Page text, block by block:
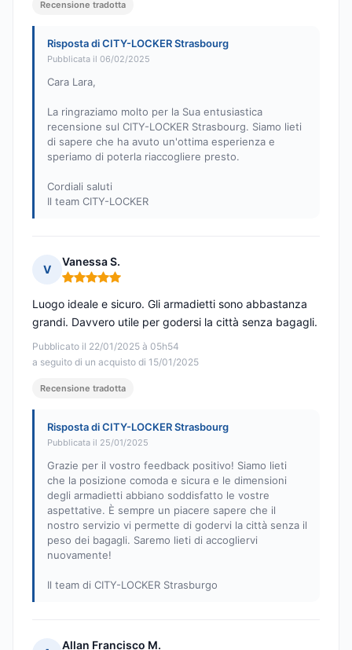
Recensione tradotta
Risposta di CITY-LOCKER Strasbourg
Pubblicata il 06/02/2025
Cara Lara,
La ringraziamo molto per la Sua entusiastica
recensione sul CITY-LOCKER Strasbourg. Siamo lieti
di sapere che ha avuto un'ottima esperienza e
speriamo di poterla riaccogliere presto.
Cordiali saluti
Il team CITY-LOCKER
V
Vanessa S.
Nota: 5 su 5
Pubblicato il 22/01/2025 à 05h54
a seguito di un acquisto di 15/01/2025
Luogo ideale e sicuro. Gli armadietti sono abbastanza
grandi. Davvero utile per godersi la città senza bagagli.
Recensione tradotta
Risposta di CITY-LOCKER Strasbourg
Pubblicata il 25/01/2025
Grazie per il vostro feedback positivo! Siamo lieti
che la posizione comoda e sicura e le dimensioni
degli armadietti abbiano soddisfatto le vostre
aspettative. È sempre un piacere sapere che il
nostro servizio vi permette di godervi la città senza il
peso dei bagagli. Saremo lieti di accogliervi
nuovamente!
Il team di CITY-LOCKER Strasburgo
Allan Francisco M.